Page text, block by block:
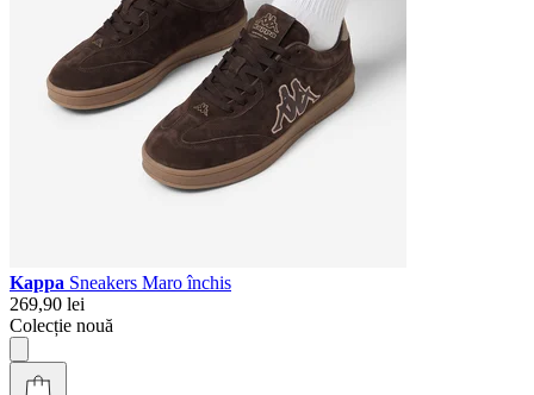
Kappa Sneakers Maro închis
269,90 lei
Colecție nouă